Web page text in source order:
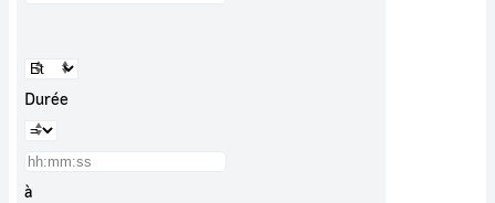
Durée
à